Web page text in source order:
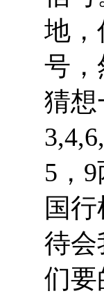
地，
号，
猜想
5，
国
待会
们要